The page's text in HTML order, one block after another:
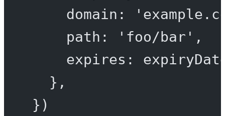
domain:
path:
'foo/bar' ,
expires:
},
})